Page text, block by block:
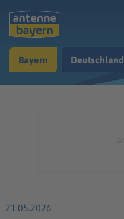
Musik & Radio
Bayern Deutschland
21.05.2026